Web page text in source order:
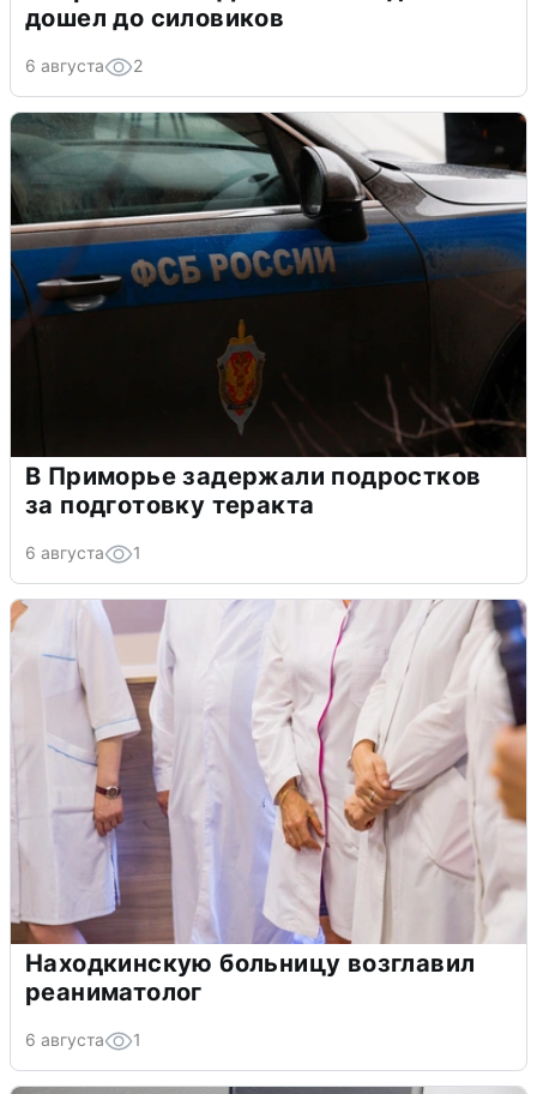
дошел до силовиков
6 августа 2
В Приморье задержали подростков
за подготовку теракта
6 августа 1
Находкинскую больницу возглавил
реаниматолог
6 августа 1